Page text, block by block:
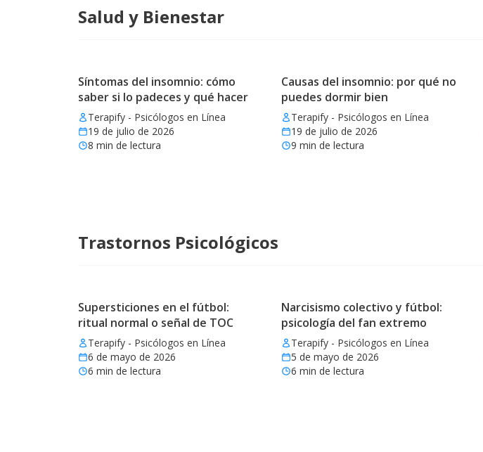
Salud y Bienestar
Síntomas del insomnio: cómo
saber si lo padeces y qué hacer
Terapify - Psicólogos en Línea
19 de julio de 2026
8 min de lectura
Causas del insomnio: por qué no
puedes dormir bien
Terapify - Psicólogos en Línea
19 de julio de 2026
9 min de lectura
Trastornos Psicológicos
Supersticiones en el fútbol:
ritual normal o señal de TOC
Terapify - Psicólogos en Línea
6 de mayo de 2026
6 min de lectura
Narcisismo colectivo y fútbol:
psicología del fan extremo
Terapify - Psicólogos en Línea
5 de mayo de 2026
6 min de lectura